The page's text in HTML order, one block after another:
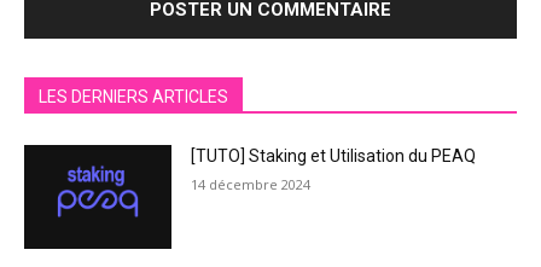
LES DERNIERS ARTICLES
[TUTO] Staking et Utilisation du PEAQ
14 décembre 2024